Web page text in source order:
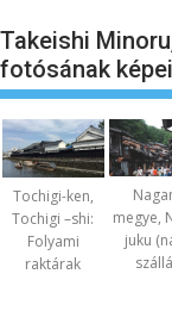
Takeishi
fotósának képei
Tochigi-ken,
Tochigi –shi:
Folyami
raktárak
megye,
juku